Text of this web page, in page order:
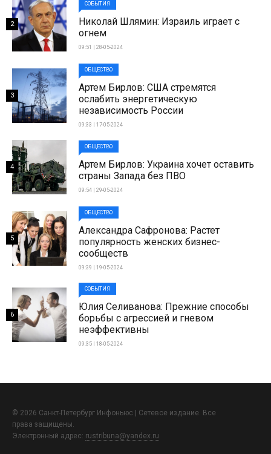
СОБЫТИЯ
Николай Шлямин: Израиль играет с
огнем
09:51 | 28-05-2024
2
ОБЩЕСТВО
Артем Бирлов: США стремятся
ослабить энергетическую
независимость России
09:33 | 17-05-2024
3
ОБЩЕСТВО
Артем Бирлов: Украина хочет оставить
страны Запада без ПВО
09:54 | 29-05-2024
4
ОБЩЕСТВО
Александра Сафронова: Растет
популярность женских бизнес-
сообществ
09:39 | 19-05-2024
5
СОБЫТИЯ
Юлия Селиванова: Прежние способы
борьбы с агрессией и гневом
неэффективны
09:35 | 18-05-2024
6
© 2026 Санкт-Петербург Инфоньюс | Сетевое издание. Все
права защищены.
Электронный адрес: rustribuna@yandex.ru